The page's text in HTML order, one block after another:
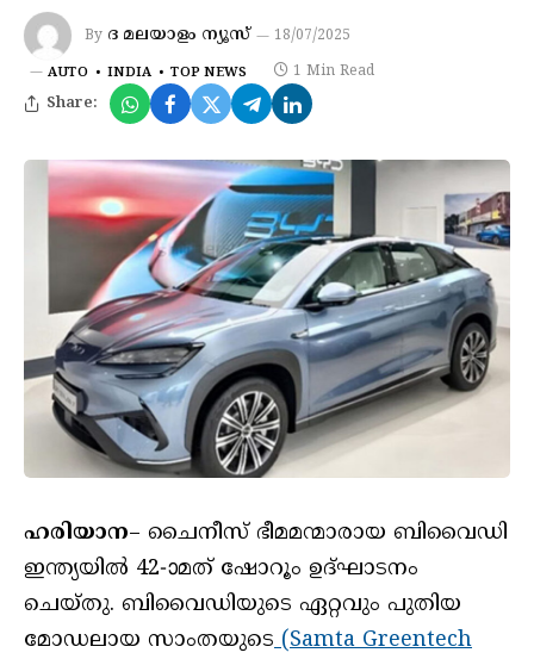
By ദ മലയാളം ന്യൂസ് 18/07/2025
AUTO INDIA TOP NEWS 1 Min Read
Share:
ഹരിയാന– ചൈനീസ് ഭീമമന്മാരായ ബിവൈഡി
ഇന്ത്യയിൽ 42-ാമത് ഷോറൂം ഉദ്ഘാടനം
ചെയ്തു. ബിവൈഡിയുടെ ഏറ്റവും പുതിയ
മോഡലായ സാംതയുടെ(Samta Greentech